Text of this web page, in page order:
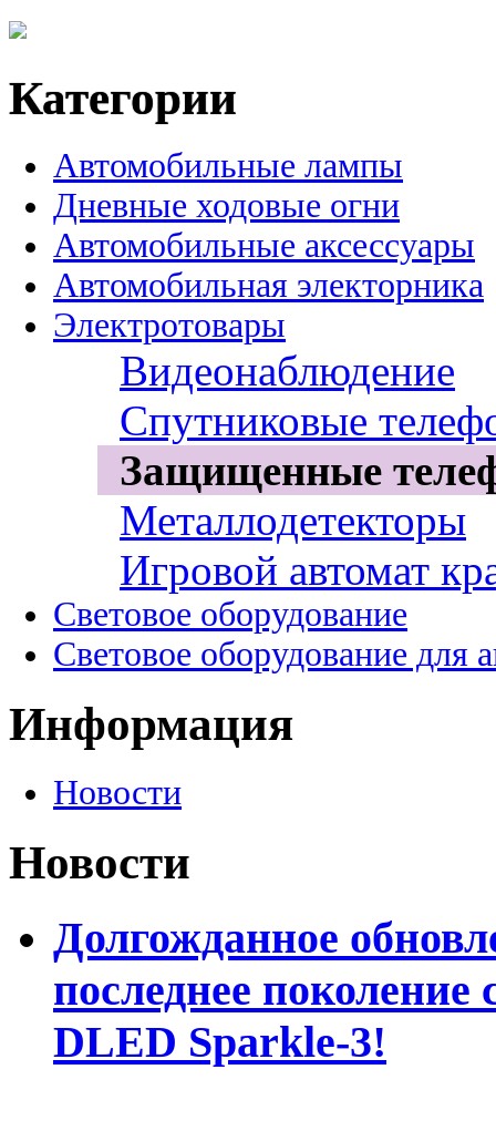
Категории
Автомобильные лампы
Дневные ходовые огни
Автомобильные аксессуары
Автомобильная электорника
Электротовары
Видеонаблюдение
Спутниковые
Защищенные
Металлодетекторы
Игровой автомат
Световое оборудование
Световое оборудование для
Информация
Новости
Новости
Долгожданное
последнее
DLED Sparkle-3!